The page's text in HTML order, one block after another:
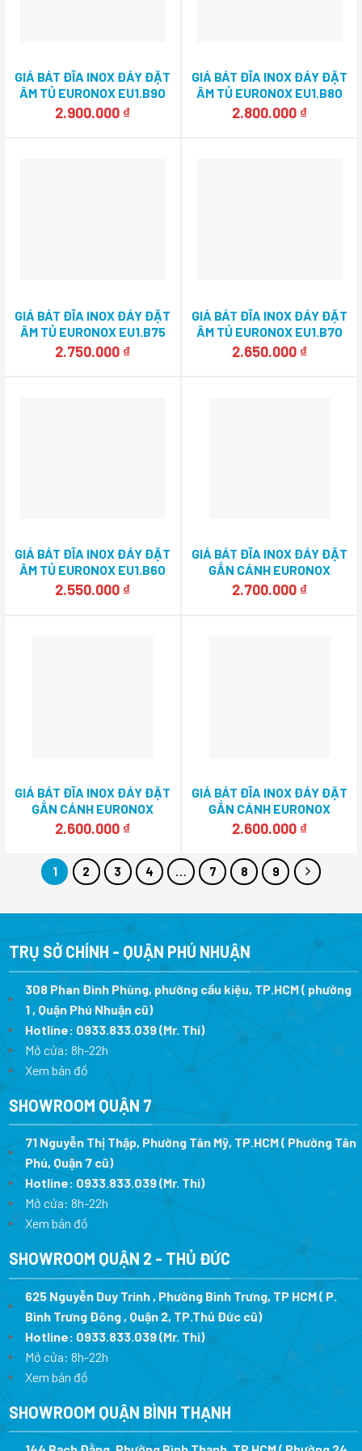
GIÁ BÁT ĐĨA INOX ĐÁY ĐẶT
ÂM TỦ EURONOX EU1.B90
2.900.000 ₫
GIÁ BÁT ĐĨA INOX ĐÁY ĐẶT
ÂM TỦ EURONOX EU1.B80
2.800.000 ₫
GIÁ BÁT ĐĨA INOX ĐÁY ĐẶT
ÂM TỦ EURONOX EU1.B75
2.750.000 ₫
GIÁ BÁT ĐĨA INOX ĐÁY ĐẶT
ÂM TỦ EURONOX EU1.B70
2.650.000 ₫
GIÁ BÁT ĐĨA INOX ĐÁY ĐẶT
ÂM TỦ EURONOX EU1.B60
2.550.000 ₫
GIÁ BÁT ĐĨA INOX ĐÁY ĐẶT
GẮN CÁNH EURONOX
EU1.B90M
2.700.000 ₫
GIÁ BÁT ĐĨA INOX ĐÁY ĐẶT
GẮN CÁNH EURONOX
EU1.B80M
2.600.000 ₫
GIÁ BÁT ĐĨA INOX ĐÁY ĐẶT
GẮN CÁNH EURONOX
EU1.B75M
2.600.000 ₫
1 2 3 4 … 7 8 9
TRỤ SỞ CHÍNH - QUẬN PHÚ NHUẬN
308 Phan Đình Phùng, phường cầu kiệu, TP.HCM ( phường
1 , Quận Phú Nhuận cũ)
Hotline: 0933.833.039(Mr. Thi)
Mở cửa: 8h-22h
Xem bản đồ
SHOWROOM QUẬN 7
71 Nguyễn Thị Thập, Phường Tân Mỹ, TP.HCM ( Phường Tân
Phú, Quận 7 cũ)
Hotline: 0933.833.039(Mr. Thi)
Mở cửa: 8h-22h
Xem bản đồ
SHOWROOM QUẬN 2 - THỦ ĐỨC
625 Nguyễn Duy Trinh , Phường Bình Trưng, TP HCM ( P.
Bình Trưng Đông , Quận 2, TP.Thủ Đức cũ)
Hotline: 0933.833.039(Mr. Thi)
Mở cửa: 8h-22h
Xem bản đồ
SHOWROOM QUẬN BÌNH THẠNH